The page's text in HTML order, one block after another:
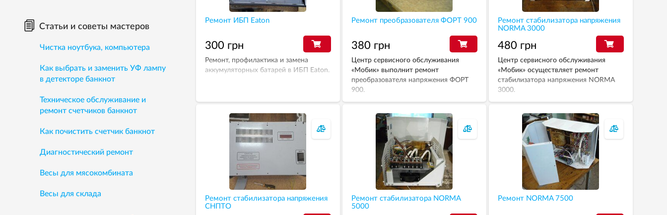
Ремонт ИБП Eaton
300 грн
Ремонт, профилактика и замена
аккумуляторных батарей в ИБП Eaton.
Ремонт преобразователя ФОРТ 900
380 грн
Центр сервисного обслуживания
«Мобик» выполнит ремонт
преобразователя напряжения ФОРТ
900.
Ремонт стабилизатора напряжения
NORMA 3000
480 грн
Центр сервисного обслуживания
«Мобик» осуществляет ремонт
стабилизатора напряжения NORMA
3000.
Ремонт стабилизатора напряжения
СНПТО
Ремонт стабилизатора NORMA
5000
Ремонт NORMA 7500
Статьи и советы мастеров
Чистка ноутбука, компьютера
Как выбрать и заменить УФ лампу
в детекторе банкнот
Техническое обслуживание и
ремонт счетчиков банкнот
Как почистить счетчик банкнот
Диагностический ремонт
Весы для мясокомбината
Весы для склада